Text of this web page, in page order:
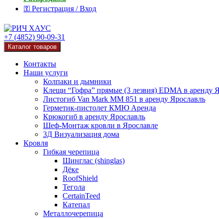
⚿ Регистрация / Вход
+7 (4852) 90-09-31
Каталог товаров
Контакты
Наши услуги
Колпаки и дымники
Клещи “Гофра” прямые (3 лезвия) EDMA в аренду
Листогиб Van Mark MM 851 в аренду Ярославль
Герметик-пистолет КМЮ Аренда
Крюкогиб в аренду Ярославль
Шеф-Монтаж кровли в Ярославле
3Д Визуализация дома
Кровля
Гибкая черепица
Шинглас (shinglas)
Дёке
RoofShield
Тегола
CertainTeed
Катепал
Металлочерепица